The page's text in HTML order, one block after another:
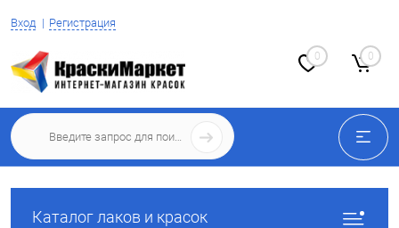
Вход Регистрация
0 0
Каталог лаков и красок